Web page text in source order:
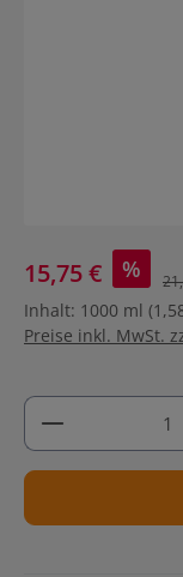
15,75 € %
Inhalt: 1000 ml
Preise inkl. MwSt.
Produkt